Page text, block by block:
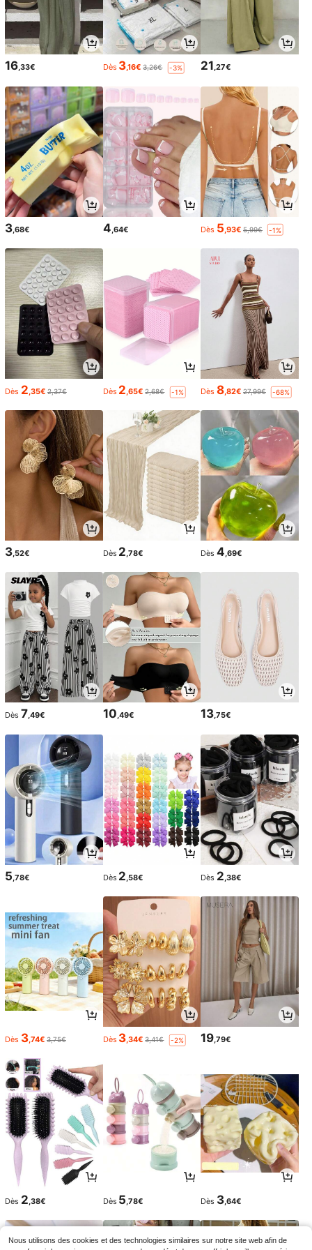
16,33€ Dès 3,16€ 3,26€ -3% 21,27€
3 ,68€ 4 ,64€ Dès 5 ,93€ 5,99€ -1%
Dès 2,35€ 2,37€ Dès 2,65€ 2,68€ -1% Dès 8,82€ 27,99€ -68%
3,52€ Dès 2,78€ Dès 4,69€
Dès 7,49€ 10,49€ 13,75€
5 ,78€ Dès 2 ,58€ Dès 2 ,38€
Dès 3,74€ 3,75€ Dès 3,34€ 3,41€ -2% 19,79€
Dès 2,38€ Dès 5,78€ Dès 3,64€
Nous utilisons des cookies et des technologies similaires sur notre site web afin de